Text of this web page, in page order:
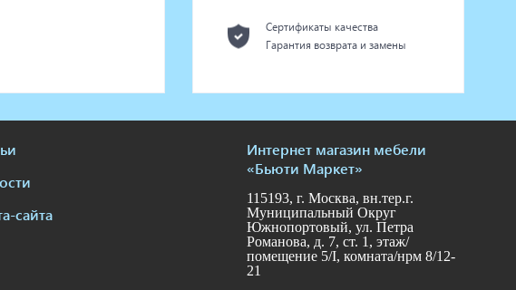
Сертификаты качества
Гарантия возврата и замены
сайта
Интернет магазин мебели
«Бьюти Маркет»
115193, г. Москва, вн.тер.г.
Муниципальный Округ
Южнопортовый, ул. Петра
Романова, д. 7, ст. 1, этаж/
помещение 5/I, комната/нрм 8/12-
21